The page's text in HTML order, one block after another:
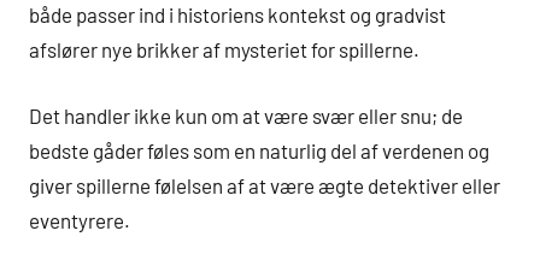
både passer ind i historiens kontekst og gradvist
afslører nye brikker af mysteriet for spillerne.
Det handler ikke kun om at være svær eller snu; de
bedste gåder føles som en naturlig del af verdenen og
giver spillerne følelsen af at være ægte detektiver eller
eventyrere.